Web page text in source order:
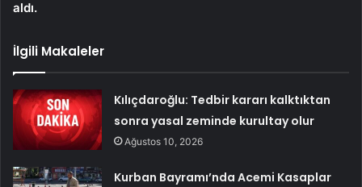
aldı.
İlgili Makaleler
Kılıçdaroğlu: Tedbir kararı kalktıktan
sonra yasal zeminde kurultay olur
Ağustos 10, 2026
Kurban Bayramı’nda Acemi Kasaplar